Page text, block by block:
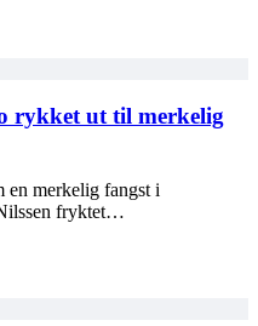
rykket ut til merkelig
en merkelig fangst i
fryktet…